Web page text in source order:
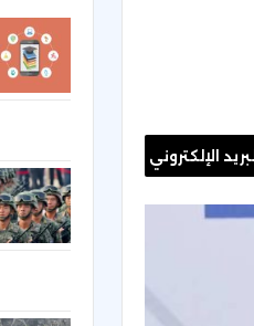
الإلكتروني